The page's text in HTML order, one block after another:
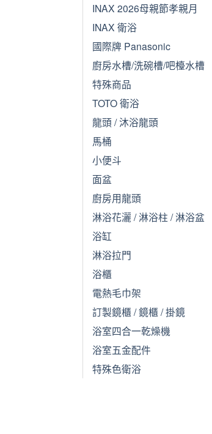
INAX 2026母親節孝親月
INAX 衛浴
國際牌 Panasonic
廚房水槽/洗碗槽/吧檯水槽
特殊商品
TOTO 衛浴
龍頭 / 沐浴龍頭
馬桶
小便斗
面盆
廚房用龍頭
淋浴花灑 / 淋浴柱 / 淋浴盆
浴缸
淋浴拉門
浴櫃
電熱毛巾架
訂製鏡櫃 / 鏡櫃 / 掛鏡
浴室四合一乾燥機
浴室五金配件
特殊色衛浴